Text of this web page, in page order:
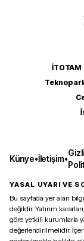
İTOTAM
Künye•İletişim•
YASAL UYARI VE
Bu sayfada yer alan
değildir. Yatırım
göre yetkili kurumlarla
değerlendirilmelidir.